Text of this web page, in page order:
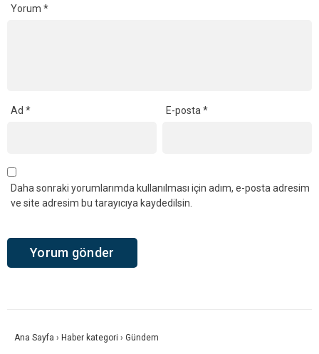
Yorum *
Ad * E-posta*
Daha sonraki yorumlarımda kullanılması için adım, e-posta adresim
ve site adresim bu tarayıcıya kaydedilsin.
Ana Sayfa › Haber kategori › Gündem